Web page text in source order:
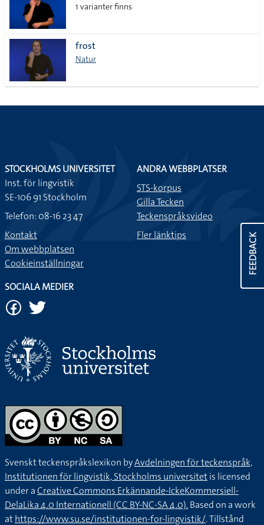
1 varianter finns
frost
Natur
FEEDBACK
STOCKHOLMS UNIVERSITET
Inst. för lingvistik
SE-106 91 Stockholm
Telefon: 08-16 23 47
Kontakt
Om webbplatsen
Cookieinställningar
ANDRA WEBBPLATSER
STS-korpus
Gilla Tecken
Teckenspråksvideo
Fler länktips
SOCIALA MEDIER
Svenskt teckenspråkslexikon byAvdelningen för teckenspråk,
Institutionen för lingvistik, Stockholms universitetis licensed
under aCreative Commons Erkännande-IckeKommersiell-
DelaLika 4.0 Internationell (CC BY-NC-SA 4.0).Based on a work
athttps://www.su.se/institutionen-for-lingvistik/. Tillstånd